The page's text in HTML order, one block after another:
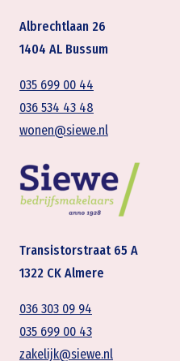
Albrechtlaan 26
1404 AL Bussum
035 699 00 44
036 534 43 48
wonen@siewe.nl
Transistorstraat 65 A
1322 CK Almere
036 303 09 94
035 699 00 43
zakelijk@siewe.nl